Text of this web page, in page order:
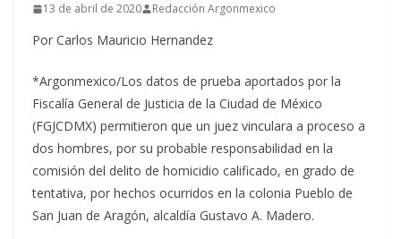
13 de abril de 2020 Redacción Argonmexico
Por Carlos Mauricio Hernandez
*Argonmexico/Los datos de prueba aportados por la
Fiscalía General de Justicia de la Ciudad de México
(FGJCDMX) permitieron que un juez vinculara a proceso a
dos hombres, por su probable responsabilidad en la
comisión del delito de homicidio calificado, en grado de
tentativa, por hechos ocurridos en la colonia Pueblo de
San Juan de Aragón, alcaldía Gustavo A. Madero.